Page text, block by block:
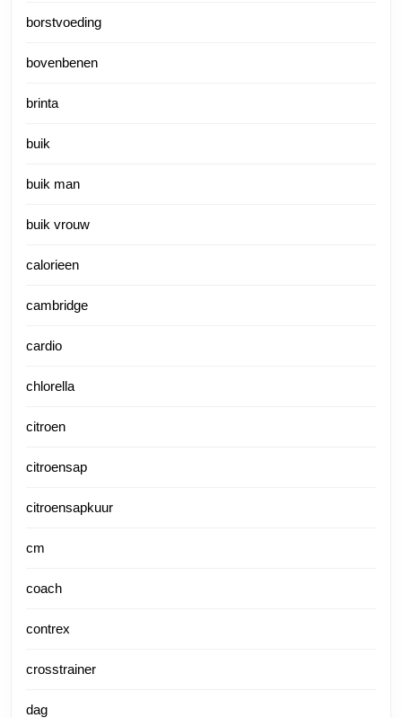
borstvoeding
bovenbenen
brinta
buik
buik man
buik vrouw
calorieen
cambridge
cardio
chlorella
citroen
citroensap
citroensapkuur
cm
coach
contrex
crosstrainer
dag